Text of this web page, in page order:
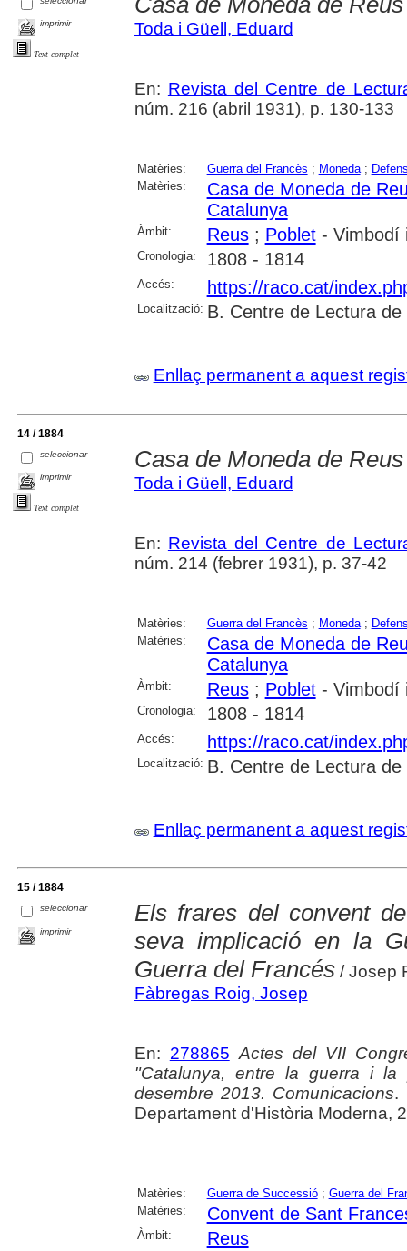
imprimir
Text complet
Toda i Güell, Eduard
En: Revista del Centre de
núm. 216 (abril 1931), p. 130-133
Matèries: Guerra del Francès ; Moneda;
Matèries:
Casa de Moneda de
Catalunya
Àmbit: Reus; Poblet- Vimbodí
Cronologia: 1808 - 1814
Accés: https://raco.cat/
Localització: B. Centre de Lectura de
Enllaç permanent a aquest
14 / 1884
seleccionar
imprimir
Text complet
Casa de Moneda de Reus
Toda i Güell, Eduard
En: Revista del Centre de
núm. 214 (febrer 1931), p. 37-42
Matèries: Guerra del Francès ; Moneda;
Matèries:
Casa de Moneda de
Catalunya
Àmbit: Reus; Poblet- Vimbodí
Cronologia: 1808 - 1814
Accés: https://raco.cat/
Localització: B. Centre de Lectura de
Enllaç permanent a aquest
15 / 1884
seleccionar
imprimir
Els frares del convent
seva implicació en la
Guerra del Francés/ Josep
Fàbregas Roig, Josep
En: 278865 Actes del VII
"Catalunya, entre la guerra i la
desembre 2013. Comunicacions.
Departament d'Història Moderna,
Matèries: Guerra de Successió; Guerra del
Matèries:
Convent de Sant
Àmbit: Reus